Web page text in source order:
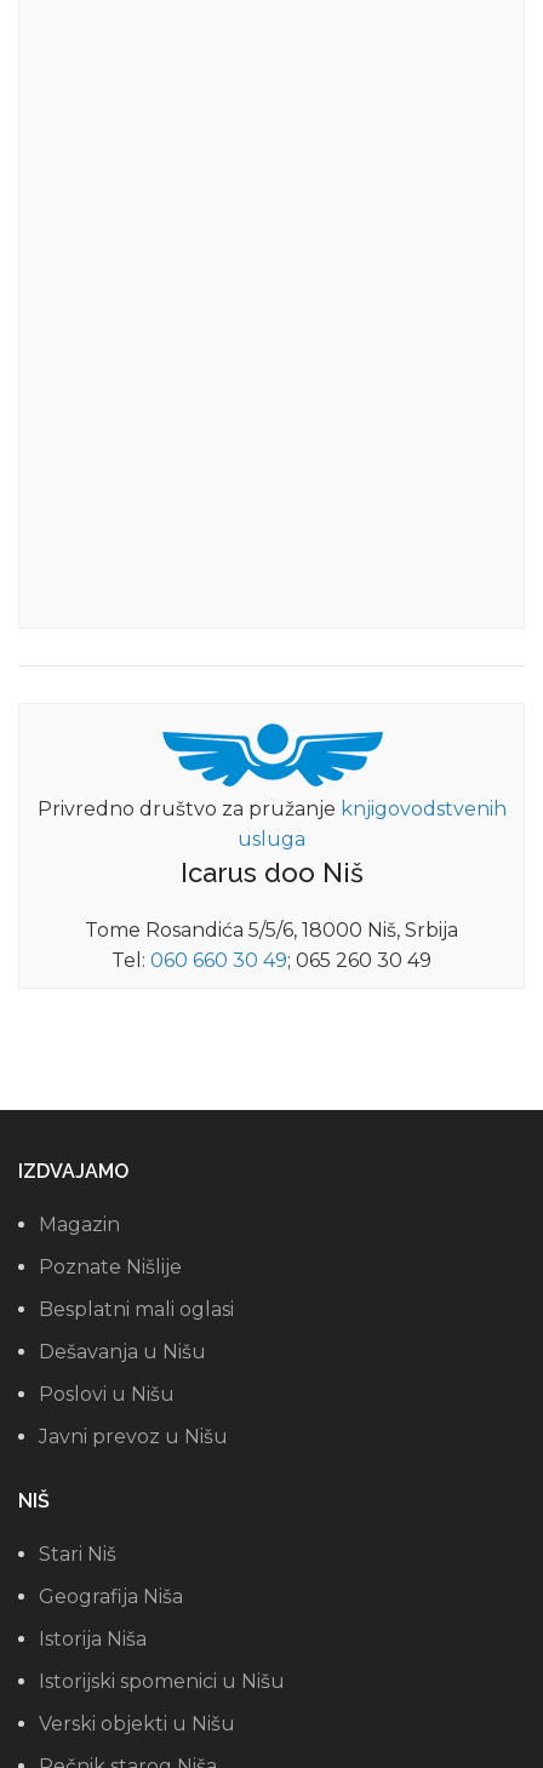
Privredno društvo za pružanje knjigovodstvenih
usluga
Icarus doo Niš
Tome Rosandića 5/5/6, 18000 Niš, Srbija
Tel: 060 660 30 49; 065 260 30 49
IZDVAJAMO
Magazin
Poznate Nišlije
Besplatni mali oglasi
Dešavanja u Nišu
Poslovi u Nišu
Javni prevoz u Nišu
NIŠ
Stari Niš
Geografija Niša
Istorija Niša
Istorijski spomenici u Nišu
Verski objekti u Nišu